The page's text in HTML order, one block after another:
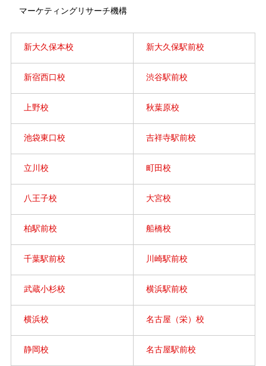
マーケティングリサーチ機構
新大久保本校 新大久保駅前校
新宿西口校 渋谷駅前校
上野校 秋葉原校
池袋東口校 吉祥寺駅前校
立川校 町田校
八王子校 大宮校
柏駅前校 船橋校
千葉駅前校 川崎駅前校
武蔵小杉校 横浜駅前校
横浜校 名古屋（栄）校
静岡校 名古屋駅前校